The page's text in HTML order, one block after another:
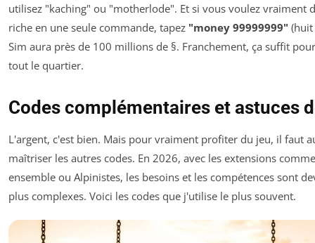
utilisez "kaching" ou "motherlode". Et si vous voulez vraiment
riche en une seule commande, tapez "money 99999999" (huit
Sim aura près de 100 millions de §. Franchement, ça suffit
tout le quartier.
Codes complémentaires et astuces
L'argent, c'est bien. Mais pour vraiment profiter du jeu, il faut
maîtriser les autres codes. En 2026, avec les extensions
ensemble ou Alpinistes, les besoins et les compétences sont
plus complexes. Voici les codes que j'utilise le plus souvent.